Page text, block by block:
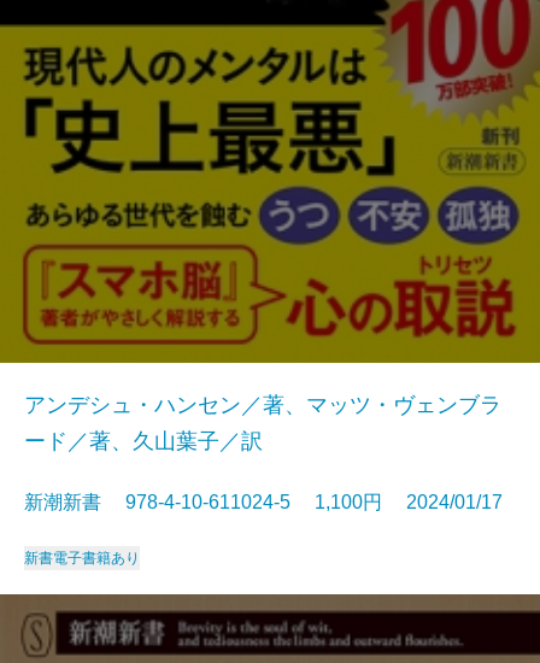
アンデシュ・ハンセン／著、マッツ・ヴェンブラ
ード／著、久山葉子／訳
新潮新書 978-4-10-611024-5 1,100円 2024/01/17
新書電子書籍あり